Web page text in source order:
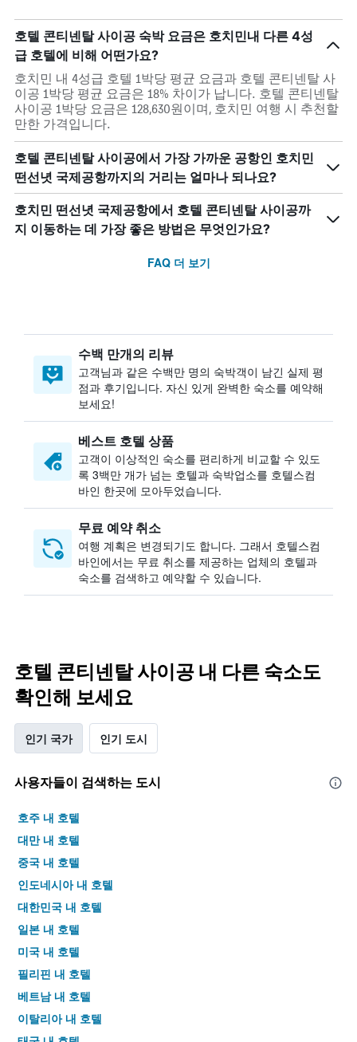
호텔 콘티넨탈 사이공 숙박 요금은 호치민내 다른 4성
급 호텔에 비해 어떤가요?
호치민 내 4성급 호텔 1박당 평균 요금과 호텔 콘티넨탈 사
이공 1박당 평균 요금은 18% 차이가 납니다. 호텔 콘티넨탈
사이공 1박당 요금은 128,630원이며, 호치민 여행 시 추천할
만한 가격입니다.
호텔 콘티넨탈 사이공에서 가장 가까운 공항인 호치민
떤선녓 국제공항까지의 거리는 얼마나 되나요?
호치민 떤선녓 국제공항에서 호텔 콘티넨탈 사이공까
지 이동하는 데 가장 좋은 방법은 무엇인가요?
FAQ 더 보기
수백 만개의 리뷰
고객님과 같은 수백만 명의 숙박객이 남긴 실제 평
점과 후기입니다. 자신 있게 완벽한 숙소를 예약해
보세요!
베스트 호텔 상품
고객이 이상적인 숙소를 편리하게 비교할 수 있도
록 3백만 개가 넘는 호텔과 숙박업소를 호텔스컴
바인 한곳에 모아두었습니다.
무료 예약 취소
여행 계획은 변경되기도 합니다. ​그래서 호텔스컴
바인에서는 무료 취소를 제공하는 업체의 호텔과
숙소를 검색하고 예약할 수 있습니다.
호텔 콘티넨탈 사이공 내 다른 숙소도
확인해 보세요
인기 국가 인기 도시
사용자들이 검색하는 도시
호주 내 호텔
대만 내 호텔
중국 내 호텔
인도네시아 내 호텔
대한민국 내 호텔
일본 내 호텔
미국 내 호텔
필리핀 내 호텔
베트남 내 호텔
이탈리아 내 호텔